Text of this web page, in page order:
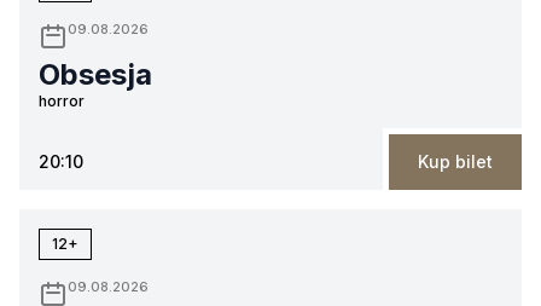
09.08.2026
Obsesja
horror
20:10 Kup bilet
12+
09.08.2026